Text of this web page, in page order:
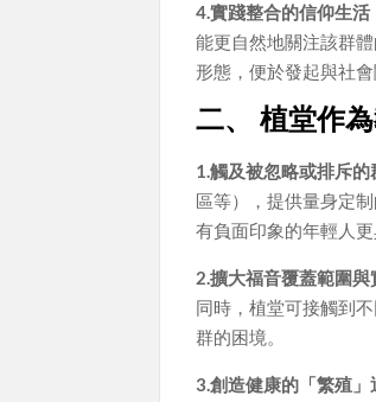
4.實踐整合的信仰生
能更自然地關注該群
形態，便於發起與社
二、 植堂作
1.觸及被忽略或排斥的
區等），提供量身定
有負面印象的年輕人更
2.擴大福音覆蓋範圍
同時，植堂可接觸到
群的困境。
3.創造健康的「繁殖」